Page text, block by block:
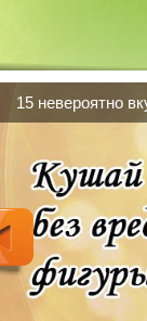
15 невероятно